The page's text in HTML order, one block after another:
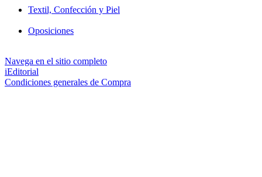
Textil, Confección y Piel
Oposiciones
Navega en el sitio completo
iEditorial
Condiciones generales de Compra